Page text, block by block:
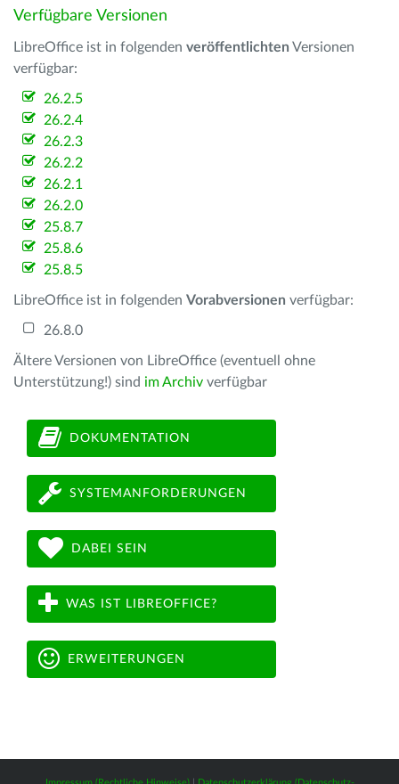
Verfügbare Versionen
LibreOffice ist in folgenden veröffentlichten Versionen
verfügbar:
26.2.5
26.2.4
26.2.3
26.2.2
26.2.1
26.2.0
25.8.7
25.8.6
25.8.5
LibreOffice ist in folgenden Vorabversionen verfügbar:
26.8.0
Ältere Versionen von LibreOffice (eventuell ohne
Unterstützung!) sind im Archiv verfügbar
DOKUMENTATION
SYSTEMANFORDERUNGEN
DABEI SEIN
WAS IST LIBREOFFICE?
ERWEITERUNGEN